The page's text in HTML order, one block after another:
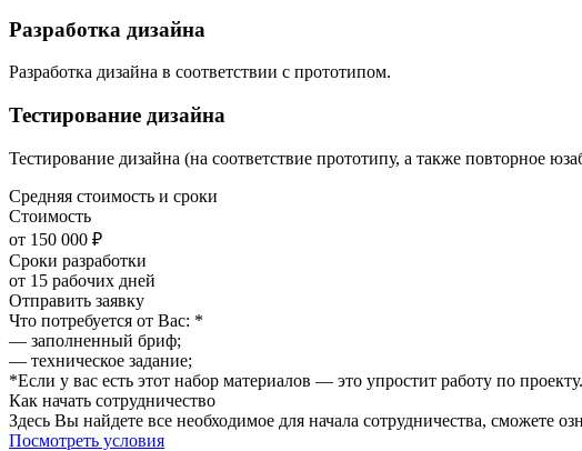
Разработка дизайна
Разработка дизайна в соответствии с прототипом.
Тестирование дизайна
Тестирование дизайна (на соответствие прототипу, а также повторное
Средняя стоимость и сроки
Стоимость
от 150 000 ₽
Сроки разработки
от 15 рабочих дней
Отправить заявку
Что потребуется от Вас: *
— заполненный бриф;
— техническое задание;
*Если у вас есть этот набор материалов — это упростит работу по
Как начать сотрудничество
Здесь Вы найдете все необходимое для начала сотрудничества, сможете
Посмотреть условия